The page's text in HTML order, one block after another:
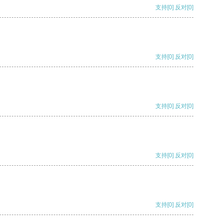
支持[0] 反对[0]
支持[0] 反对[0]
支持[0] 反对[0]
支持[0] 反对[0]
支持[0] 反对[0]